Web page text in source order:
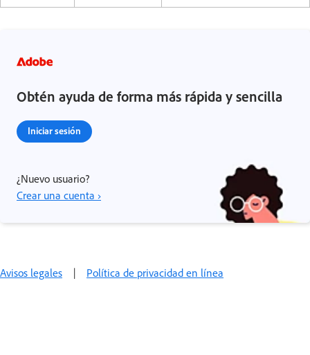
Obtén ayuda de forma más rápida y sencilla
Iniciar sesión
¿Nuevo usuario?
Crear una cuenta ›
Avisos legales | Política de privacidad en línea